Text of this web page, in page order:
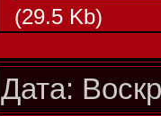
(29.5 Kb)
Дата: